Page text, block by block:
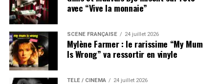
avec “Vive la monnaie”
SCÈNE FRANÇAISE 24 juillet 2026
Mylène Farmer : le rarissime “My Mum
Is Wrong” va ressortir en vinyle
TÉLÉ / CINÉMA 24 juillet 2026